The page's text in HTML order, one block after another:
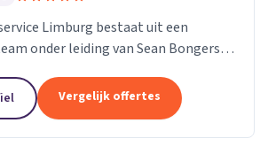
Limburg bestaat uit een
onder leiding van Sean Bongers,
in de schoonmaakbranche
Vergelijk offertes